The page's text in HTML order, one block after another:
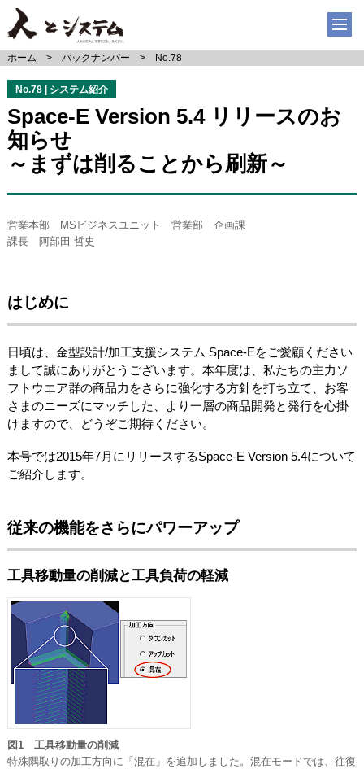
ホーム バックナンバー No.78
No.78 | システム紹介
Space-E Version 5.4 リリースのお
知らせ
～まずは削ることから刷新～
営業本部 MSビジネスユニット 営業部 企画課
課長 阿部田 哲史
はじめに
日頃は、金型設計/加工支援システム Space-Eをご愛顧ください
まして誠にありがとうございます。本年度は、私たちの主力ソ
フトウエア群の商品力をさらに強化する方針を打ち立て、お客
さまのニーズにマッチした、より一層の商品開発と発行を心掛
けますので、どうぞご期待ください。
本号では2015年7月にリリースするSpace-E Version 5.4について
ご紹介します。
従来の機能をさらにパワーアップ
工具移動量の削減と工具負荷の軽減
図1 工具移動量の削減
特殊隅取りの加工方向に「混在」を追加しました。混在モードでは、往復